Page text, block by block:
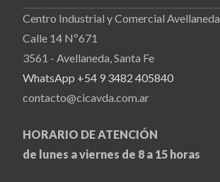
Centro Industrial y Comercial Avellaneda
Calle 14 Nº671
3561 - Avellaneda, Santa Fe
WhatsApp +54 9 3482 405840
contacto@cicavda.com.ar
HORARIO DE ATENCIÓN
de lunes a viernes de 8 a 15 horas